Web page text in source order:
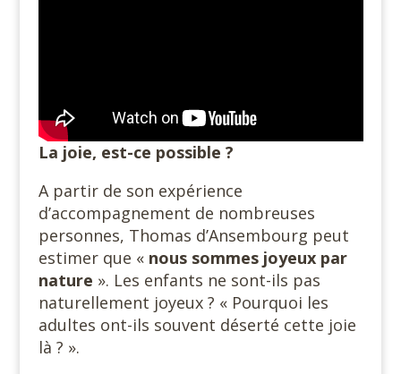
La joie, est-ce possible ?
A partir de son expérience
d’accompagnement de nombreuses
personnes, Thomas d’Ansembourg peut
estimer que « nous sommes joyeux par
nature ». Les enfants ne sont-ils pas
naturellement joyeux ? « Pourquoi les
adultes ont-ils souvent déserté cette joie
là ? ».